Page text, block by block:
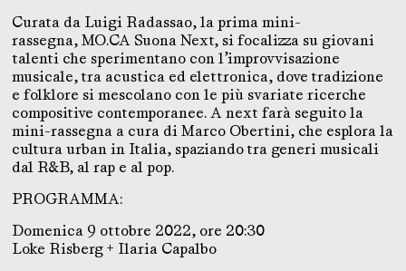
Curata da Luigi Radassao, la prima mini-
rassegna, MO.CA Suona Next, si focalizza su giovani
talenti che sperimentano con l’improvvisazione
musicale, tra acustica ed elettronica, dove tradizione
e folklore si mescolano con le più svariate ricerche
compositive contemporanee. A next farà seguito la
mini-rassegna a cura di Marco Obertini, che esplora la
cultura urban in Italia, spaziando tra generi musicali
dal R&B, al rap e al pop.
PROGRAMMA:
Domenica 9 ottobre 2022, ore 20:30
Loke Risberg + Ilaria Capalbo